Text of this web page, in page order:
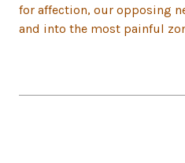
for affection, our opposing
and into the most painful